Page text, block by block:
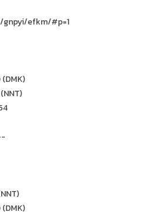
efkm/#p=1